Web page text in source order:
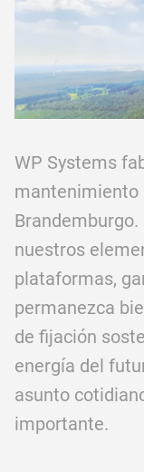
WP Systems
mantenimiento
nuestros
plataformas,
permanezca
de fijación
energía del
asunto
importante.